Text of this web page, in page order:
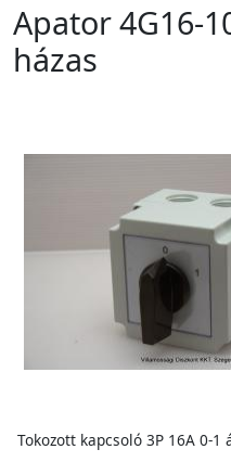
Apator 4G16-
házas
Tokozott kapcsoló 3P 16A 0-1